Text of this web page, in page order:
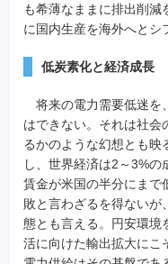
も希薄なままに排出削
に国内生産を海外へとシ
低炭素化と経済成長
将来の電力需要低迷を
はできない。それは社会
るかのような幻想とも映
し、世界経済は2～3%
賃金が米国の半分にまで
敗と言わざるを得ないが
態とも言える。円安環境
活に向けた輸出拡大にこ